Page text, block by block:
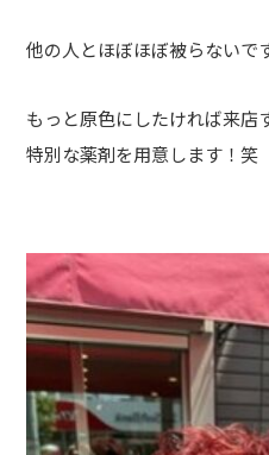
他の人とほぼほぼ被らないで
もっと原色にしたければ来店
特別な薬剤を用意します！笑